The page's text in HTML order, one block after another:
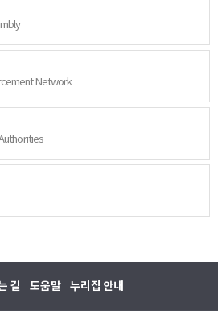
Network
길 도움말 누리집 안내